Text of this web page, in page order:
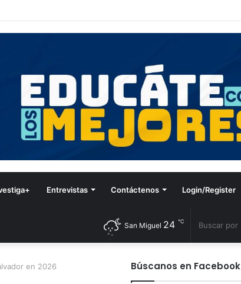
Entrevistas Contáctenos Login/Register
San Miguel 24 ℃
en 2026 Búscanos en Facebook